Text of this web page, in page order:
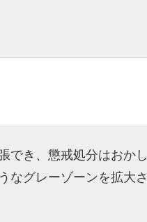
でき、懲戒処分はおかし
なグレーゾーンを拡大さ